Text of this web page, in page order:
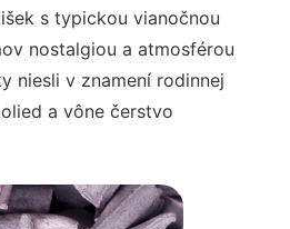
s typickou vianočnou
nostalgiou a atmosférou
niesli v znamení rodinnej
a vône čerstvo